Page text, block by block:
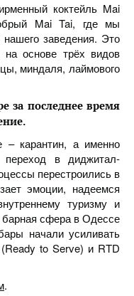
коктейль Mai
Mai Tai, где мы
заведения. Это
на основе трёх видов
миндаля, лаймового
за последнее время
– карантин, а именно
в диджитал-
перестроились в
эмоции, надеемся
туризму и
сфера в Одессе
начали усиливать
to Serve) и RTD
.